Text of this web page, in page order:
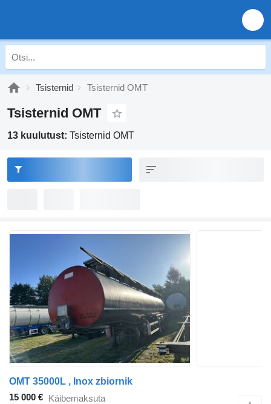
Tsisternid Tsisternid OMT
Tsisternid OMT
13 kuulutust: Tsisternid OMT
OMT 35000L , Inox zbiornik
15 000 € Käibemaksuta